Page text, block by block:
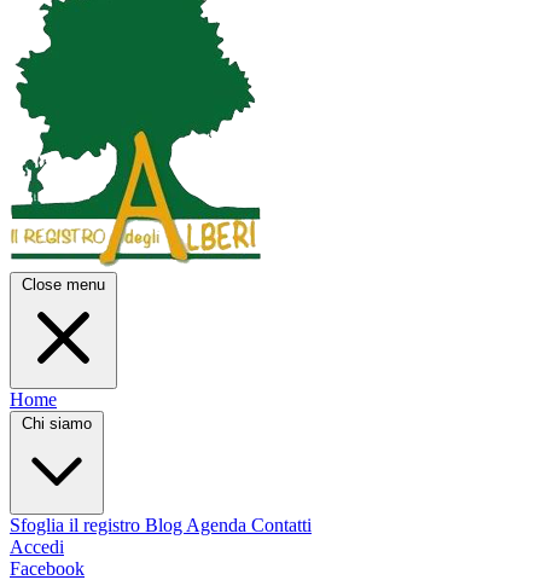
Close menu
Home
Chi siamo
Sfoglia il registro Blog Agenda Contatti
Accedi
Facebook